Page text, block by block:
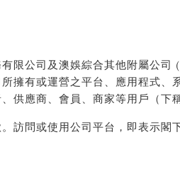
限公司及澳娛綜合其他附屬公
擁有或運營之平台、應用程式
供應商、會員、商家等用戶（下
訪問或使用公司平台，即表示